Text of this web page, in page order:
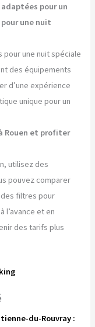
pour un
une nuit
pour une nuit spéciale
des équipements
d’une expérience
unique pour un
Rouen et profiter
utilisez des
pouvez comparer
filtres pour
l’avance et en
des tarifs plus
du-Rouvray :